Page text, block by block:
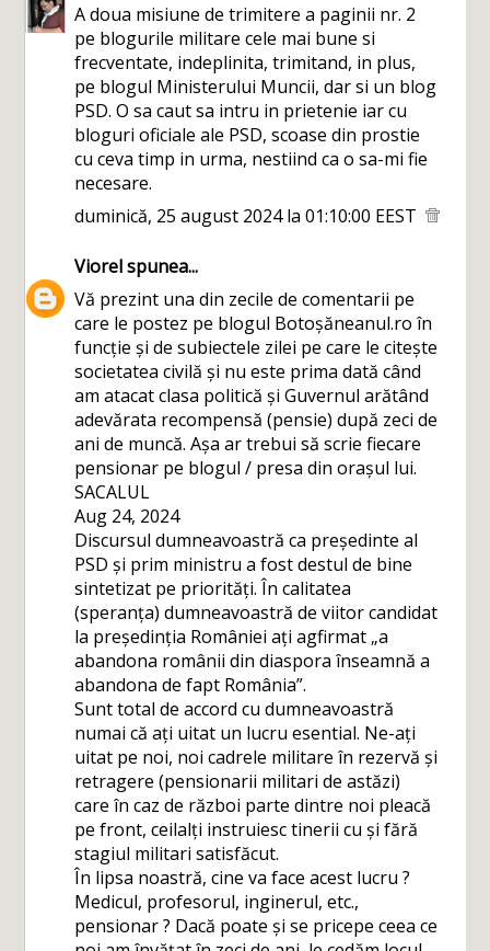
A doua misiune de trimitere a paginii nr. 2
pe blogurile militare cele mai bune si
frecventate, indeplinita, trimitand, in plus,
pe blogul Ministerului Muncii, dar si un blog
PSD. O sa caut sa intru in prietenie iar cu
bloguri oficiale ale PSD, scoase din prostie
cu ceva timp in urma, nestiind ca o sa-mi fie
necesare.
duminică, 25 august 2024 la 01:10:00 EEST
Viorelspunea...
Vă prezint una din zecile de comentarii pe
care le postez pe blogul Botoșăneanul.ro în
funcție și de subiectele zilei pe care le citește
societatea civilă și nu este prima dată când
am atacat clasa politică și Guvernul arătând
adevărata recompensă (pensie) după zeci de
ani de muncă. Așa ar trebui să scrie fiecare
pensionar pe blogul / presa din orașul lui.
SACALUL
Aug 24, 2024
Discursul dumneavoastră ca președinte al
PSD și prim ministru a fost destul de bine
sintetizat pe priorități. În calitatea
(speranța) dumneavoastră de viitor candidat
la președinția României ați agfirmat „a
abandona românii din diaspora înseamnă a
abandona de fapt România”.
Sunt total de accord cu dumneavoastră
numai că ați uitat un lucru esential. Ne-ați
uitat pe noi, noi cadrele militare în rezervă și
retragere (pensionarii militari de astăzi)
care în caz de război parte dintre noi pleacă
pe front, ceilalți instruiesc tinerii cu și fără
stagiul militari satisfăcut.
În lipsa noastră, cine va face acest lucru ?
Medicul, profesorul, inginerul, etc.,
pensionar ? Dacă poate și se pricepe ceea ce